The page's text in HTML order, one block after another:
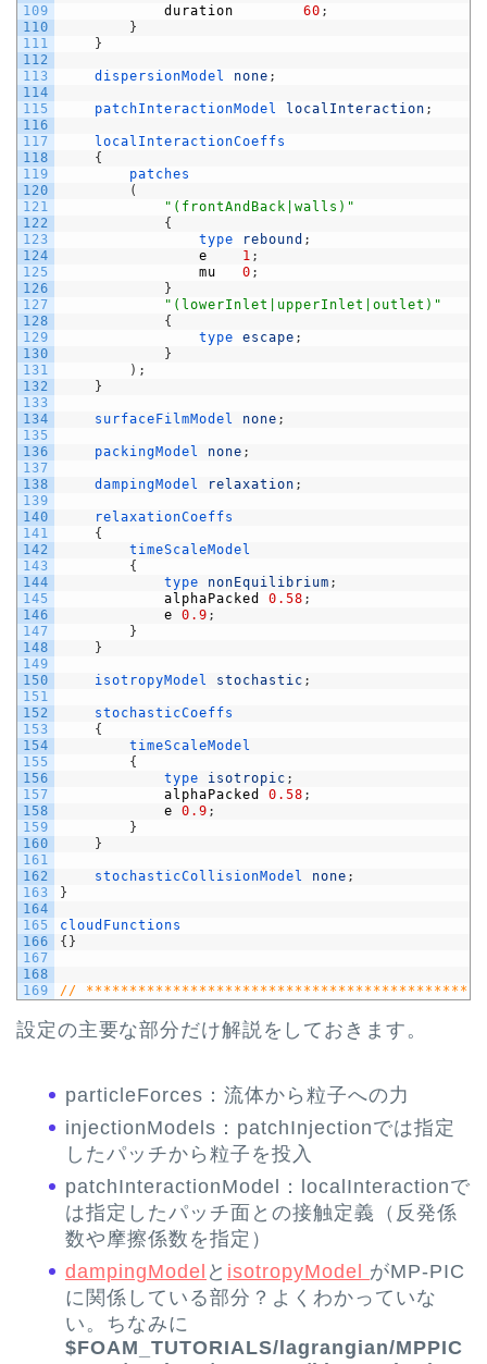
109
110
111
112
113
114
115
116
117
118
119
120
121
122
123
124
125
126
127
128
129
130
131
132
133
134
135
136
137
138
139
140
141
142
143
144
145
146
147
148
149
150
151
152
153
154
155
156
157
158
159
160
161
162
163
164
165
166
167
168
169
duration
60 ;
}
}
dispersionModel none ;
patchInteractionModel localInteraction ;
localInteractionCoeffs
{
patches
(
"(frontAndBack|walls)"
{
type
rebound ;
e
1 ;
mu
0 ;
}
"(lowerInlet|upperInlet|outlet)"
{
type escape ;
}
) ;
}
surfaceFilmModel none ;
packingModel none ;
dampingModel relaxation ;
relaxationCoeffs
{
timeScaleModel
{
type nonEquilibrium ;
alphaPacked
0.58 ;
e
0.9 ;
}
}
isotropyModel stochastic ;
stochasticCoeffs
{
timeScaleModel
{
type isotropic ;
alphaPacked
0.58 ;
e
0.9 ;
}
}
stochasticCollisionModel none ;
}
cloudFunctions
{ }
//
設定の主要な部分だけ解説をしておきます。
particleForces：流体から粒子への力
injectionModels：patchInjectionでは指定
したパッチから粒子を投入
patchInteractionModel：localInteractionで
は指定したパッチ面との接触定義（反発係
数や摩擦係数を指定）
dampingModel と isotropyModel がMP-PIC
に関係している部分？よくわかっていな
い。ちなみに
$FOAM_TUTORIALS/lagrangian/MPPIC